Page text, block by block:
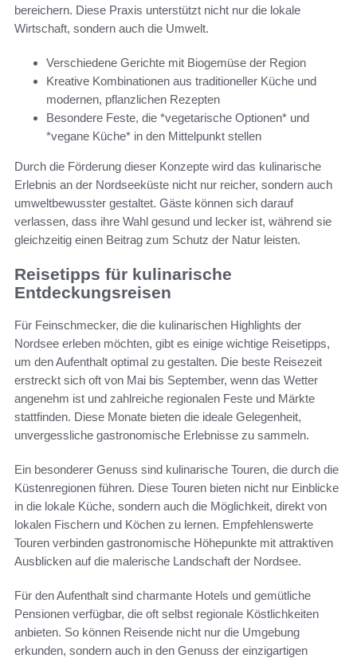
bereichern. Diese Praxis unterstützt nicht nur die lokale
Wirtschaft, sondern auch die Umwelt.
Verschiedene Gerichte mit Biogemüse der Region
Kreative Kombinationen aus traditioneller Küche und
modernen, pflanzlichen Rezepten
Besondere Feste, die *vegetarische Optionen* und
*vegane Küche* in den Mittelpunkt stellen
Durch die Förderung dieser Konzepte wird das kulinarische
Erlebnis an der Nordseeküste nicht nur reicher, sondern auch
umweltbewusster gestaltet. Gäste können sich darauf
verlassen, dass ihre Wahl gesund und lecker ist, während sie
gleichzeitig einen Beitrag zum Schutz der Natur leisten.
Reisetipps für kulinarische
Entdeckungsreisen
Für Feinschmecker, die die kulinarischen Highlights der
Nordsee erleben möchten, gibt es einige wichtige Reisetipps,
um den Aufenthalt optimal zu gestalten. Die beste Reisezeit
erstreckt sich oft von Mai bis September, wenn das Wetter
angenehm ist und zahlreiche regionalen Feste und Märkte
stattfinden. Diese Monate bieten die ideale Gelegenheit,
unvergessliche gastronomische Erlebnisse zu sammeln.
Ein besonderer Genuss sind kulinarische Touren, die durch die
Küstenregionen führen. Diese Touren bieten nicht nur Einblicke
in die lokale Küche, sondern auch die Möglichkeit, direkt von
lokalen Fischern und Köchen zu lernen. Empfehlenswerte
Touren verbinden gastronomische Höhepunkte mit attraktiven
Ausblicken auf die malerische Landschaft der Nordsee.
Für den Aufenthalt sind charmante Hotels und gemütliche
Pensionen verfügbar, die oft selbst regionale Köstlichkeiten
anbieten. So können Reisende nicht nur die Umgebung
erkunden, sondern auch in den Genuss der einzigartigen